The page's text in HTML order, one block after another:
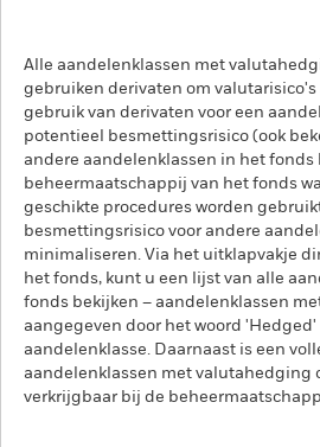
Alle aandelenklassen met
gebruiken derivaten om valutarisico's
gebruik van derivaten voor een
potentieel besmettingsrisico (ook
andere aandelenklassen in het fonds
beheermaatschappij van het fonds
geschikte procedures worden
besmettingsrisico voor andere
minimaliseren. Via het uitklapvakje
het fonds, kunt u een lijst van alle
fonds bekijken – aandelenklassen
aangegeven door het woord 'Hedged'
aandelenklasse. Daarnaast is een
aandelenklassen met valutahedging
verkrijgbaar bij de